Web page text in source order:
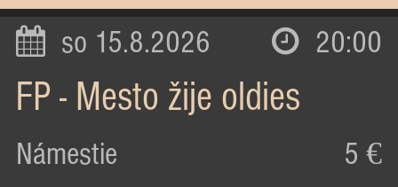
so 15.8.2026 20:00
FP - Mesto žije oldies
Námestie 5 €